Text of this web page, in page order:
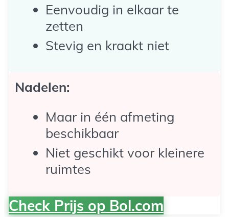
Eenvoudig in elkaar te
zetten
Stevig en kraakt niet
Nadelen:
Maar in één afmeting
beschikbaar
Niet geschikt voor kleinere
ruimtes
Check Prijs op Bol.com